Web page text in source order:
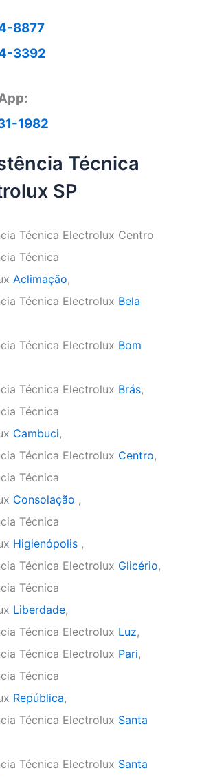
8877
3392
1982
Técnica
SP
Técnica Electrolux Centro
Técnica
Aclimação,
Técnica Electrolux Bela
Técnica Electrolux Bom
Técnica Electrolux Brás,
Técnica
Cambuci,
Técnica Electrolux Centro,
Técnica
Consolação ,
Técnica
Higienópolis ,
Técnica Electrolux Glicério,
Técnica
Liberdade,
Técnica Electrolux Luz,
Técnica Electrolux Pari,
Técnica
República,
Técnica Electrolux Santa
Técnica Electrolux Santa